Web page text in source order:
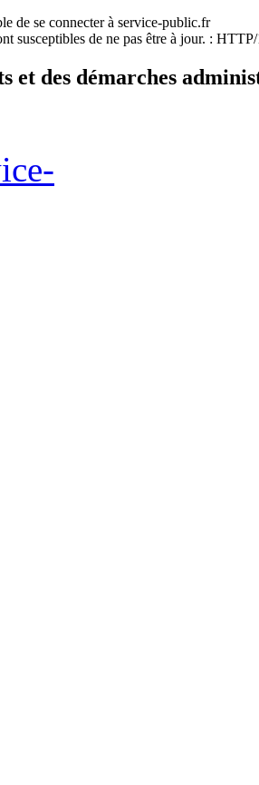
de se connecter à service-public.fr
susceptibles de ne pas être à jour. :
et des démarches